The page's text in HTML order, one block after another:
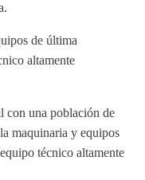
de última
altamente
con una población de
maquinaria y equipos
técnico altamente